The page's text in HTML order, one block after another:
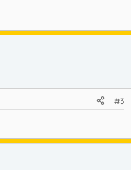
#3